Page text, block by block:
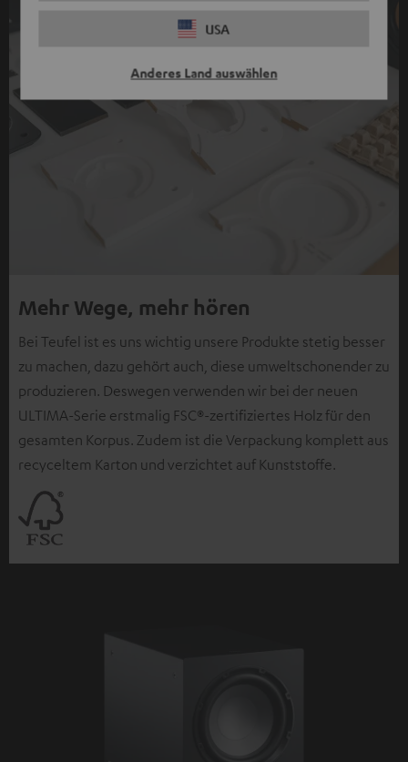
USA
Anderes Land auswählen
Mehr Wege, mehr hören
Bei Teufel ist es uns wichtig unsere Produkte stetig besser
zu machen, dazu gehört auch, diese umweltschonender zu
produzieren. Deswegen verwenden wir bei der neuen
ULTIMA-Serie erstmalig FSC®-zertifiziertes Holz für den
gesamten Korpus. Zudem ist die Verpackung komplett aus
recyceltem Karton und verzichtet auf Kunststoffe.